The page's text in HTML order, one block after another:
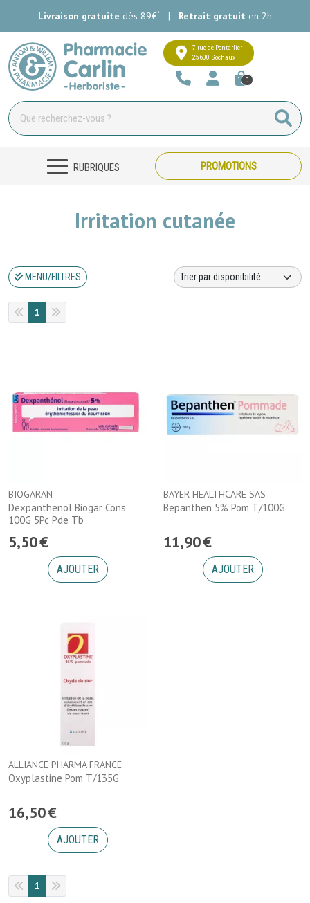
Livraison gratuite dès 89€* | Retrait gratuit en 2h
Pharmacie Carlin Votre
7 rue de Pontarlier
25600 Sochaux
0
RUBRIQUES PROMOTIONS
Irritation cutanée
MENU/FILTRES
1
BIOGARAN
Dexpanthenol Biogar Cons
100G 5Pc Pde Tb
5,50€
AJOUTER
BAYER HEALTHCARE SAS
Bepanthen 5% Pom T/100G
11,90€
AJOUTER
ALLIANCE PHARMA FRANCE
Oxyplastine Pom T/135G
16,50€
AJOUTER
1